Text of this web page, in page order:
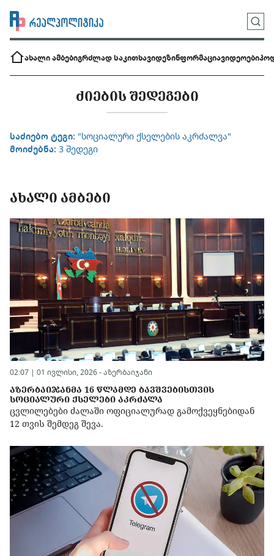
ახალი ამბებიგრძლად საკითხავიდეზინფორმაციავიდეოები
ᲫᲘᲔᲑᲘᲡ ᲨᲔᲓᲔᲒᲔᲑᲘ
საძიებო ტეგი: "სოციალური ქსელების აკრძალვა"
მოიძებნა: 3 შედეგი
ᲐᲮᲐᲚᲘ ᲐᲛᲑᲔᲑᲘ
02:07 | 01 ივლისი, 2026 - აზერბაიჯანი
ᲐᲖᲔᲠᲑᲐᲘᲯᲐᲜᲛᲐ 16 ᲬᲚᲐᲛᲓᲔ ᲑᲐᲕᲨᲕᲔᲑᲘᲡᲗᲕᲘᲡ
ᲡᲝᲪᲘᲐᲚᲣᲠᲘ ᲥᲡᲔᲚᲔᲑᲘ ᲐᲙᲠᲫᲐᲚᲐ
ცვლილებები ძალაში ოფიციალურად გამოქვეყნებიდან
12 თვის შემდეგ შევა.